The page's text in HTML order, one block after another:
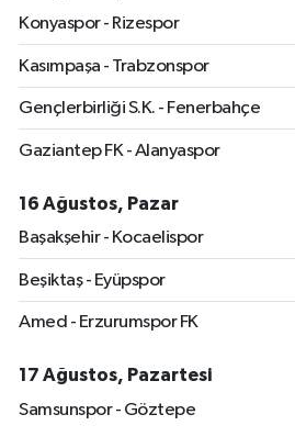
Konyaspor - Rizespor
Kasımpaşa - Trabzonspor
Gençlerbirliği S.K. - Fenerbahçe
Gaziantep FK - Alanyaspor
16 Ağustos, Pazar
Başakşehir - Kocaelispor
Beşiktaş - Eyüpspor
Amed - Erzurumspor FK
17 Ağustos, Pazartesi
Samsunspor - Göztepe